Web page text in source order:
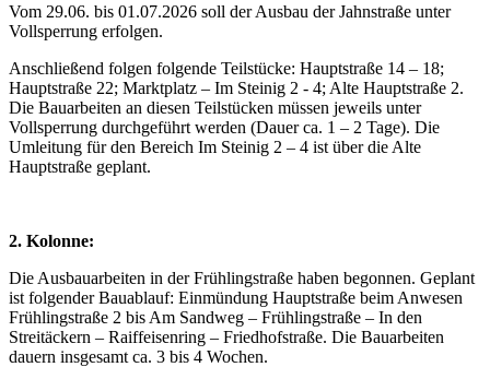
Vom 29.06. bis 01.07.2026 soll der Ausbau der Jahnstraße unter
Vollsperrung erfolgen.
Anschließend folgen folgende Teilstücke: Hauptstraße 14 – 18;
Hauptstraße 22; Marktplatz – Im Steinig 2 - 4; Alte Hauptstraße 2.
Die Bauarbeiten an diesen Teilstücken müssen jeweils unter
Vollsperrung durchgeführt werden (Dauer ca. 1 – 2 Tage). Die
Umleitung für den Bereich Im Steinig 2 – 4 ist über die Alte
Hauptstraße geplant.
2. Kolonne:
Die Ausbauarbeiten in der Frühlingstraße haben begonnen. Geplant
ist folgender Bauablauf: Einmündung Hauptstraße beim Anwesen
Frühlingstraße 2 bis Am Sandweg – Frühlingstraße – In den
Streitäckern – Raiffeisenring – Friedhofstraße. Die Bauarbeiten
dauern insgesamt ca. 3 bis 4 Wochen.